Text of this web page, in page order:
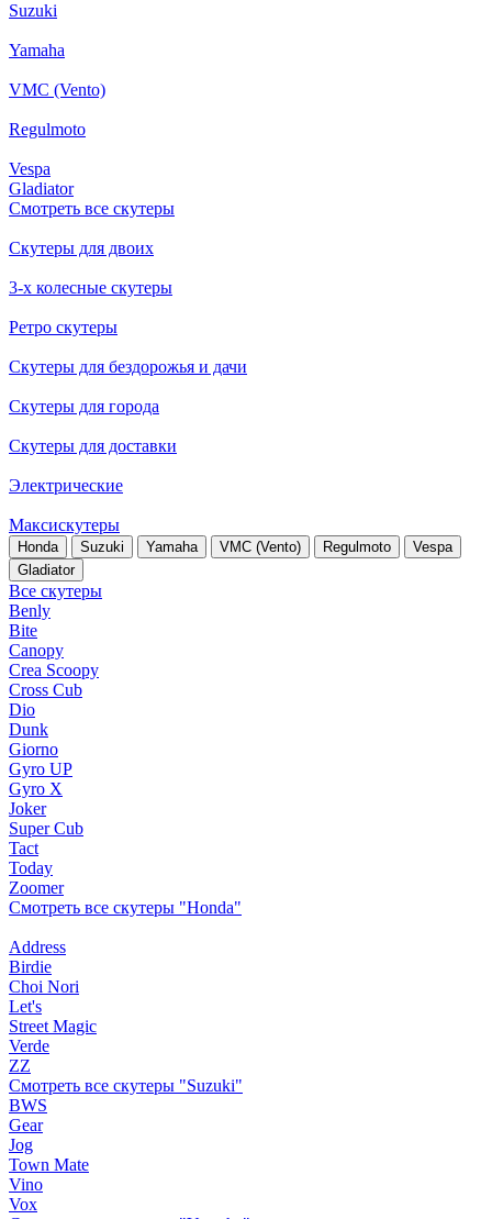
Suzuki
Yamaha
VMC (Vento)
Regulmoto
Vespa
Gladiator
Смотреть все скутеры
Скутеры для двоих
3-х колесные скутеры
Ретро скутеры
Скутеры для бездорожья и дачи
Скутеры для города
Скутеры для доставки
Электрические
Максискутеры
Honda Suzuki Yamaha VMC (Vento) Regulmoto
Vespa
Gladiator
Все скутеры
Benly
Bite
Canopy
Crea Scoopy
Cross Cub
Dio
Dunk
Giorno
Gyro UP
Gyro X
Joker
Super Cub
Tact
Today
Zoomer
Смотреть все скутеры "Honda"
Address
Birdie
Choi Nori
Let's
Street Magic
Verde
ZZ
Смотреть все скутеры "Suzuki"
BWS
Gear
Jog
Town Mate
Vino
Vox